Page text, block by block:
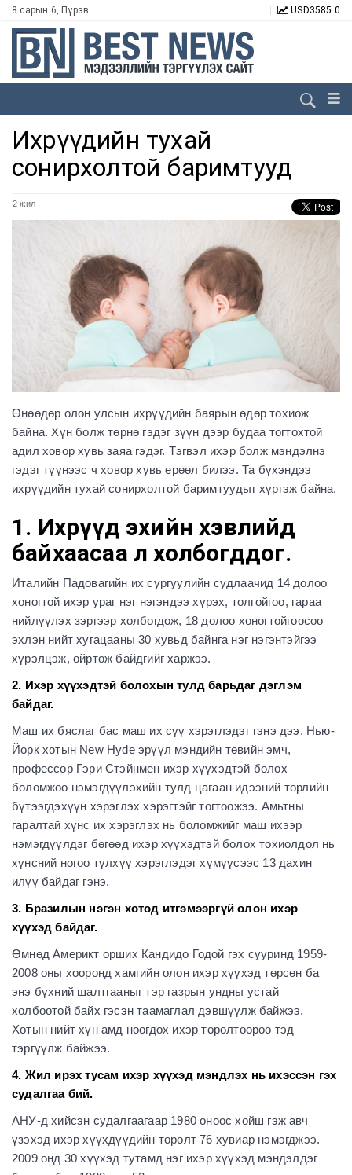
8 сарын 6, Пүрэв USD3585.0
Ихрүүдийн тухай
сонирхолтой баримтууд
2 жил
Өнөөдөр олон улсын ихрүүдийн баярын өдөр тохиож
байна. Хүн болж төрнө гэдэг зүүн дээр будаа тогтохтой
адил ховор хувь заяа гэдэг. Тэгвэл ихэр болж мэндэлнэ
гэдэг түүнээс ч ховор хувь ерөөл билээ. Та бүхэндээ
ихрүүдийн тухай сонирхолтой баримтуудыг хүргэж байна.
1. Ихрүүд эхийн хэвлийд
байхаасаа л холбогддог.
Италийн Падовагийн их сургуулийн судлаачид 14 долоо
хоногтой ихэр ураг нэг нэгэндээ хүрэх, толгойгоо, гараа
нийлүүлэх зэргээр холбогдож, 18 долоо хоногтойгоосоо
эхлэн нийт хугацааны 30 хувьд байнга нэг нэгэнтэйгээ
хүрэлцэж, ойртож байдгийг харжээ.
2. Ихэр хүүхэдтэй болохын тулд барьдаг дэглэм
байдаг.
Маш их бяслаг бас маш их сүү хэрэглэдэг гэнэ дээ. Нью-
Йорк хотын New Hyde эрүүл мэндийн төвийн эмч,
профессор Гэри Стэйнмен ихэр хүүхэдтэй болох
боломжоо нэмэгдүүлэхийн тулд цагаан идээний төрлийн
бүтээгдэхүүн хэрэглэх хэрэгтэйг тогтоожээ. Амьтны
гаралтай хүнс их хэрэглэх нь боломжийг маш ихээр
нэмэгдүүлдэг бөгөөд ихэр хүүхэдтэй болох тохиолдол нь
хүнсний ногоо түлхүү хэрэглэдэг хүмүүсээс 13 дахин
илүү байдаг гэнэ.
3. Бразилын нэгэн хотод итгэмээргүй олон ихэр
хүүхэд байдаг.
Өмнөд Америкт орших Кандидо Годой гэх сууринд 1959-
2008 оны хооронд хамгийн олон ихэр хүүхэд төрсөн ба
энэ бүхний шалтгааныг тэр газрын ундны устай
холбоотой байх гэсэн таамаглал дэвшүүлж байжээ.
Хотын нийт хүн амд ноогдох ихэр төрөлтөөрөө тэд
тэргүүлж байжээ.
4. Жил ирэх тусам ихэр хүүхэд мэндлэх нь ихэссэн гэх
судалгаа бий.
АНУ-д хийсэн судалгаагаар 1980 оноос хойш гэж авч
үзэхэд ихэр хүүхдүүдийн төрөлт 76 хувиар нэмэгджээ.
2009 онд 30 хүүхэд тутамд нэг ихэр хүүхэд мэндэлдэг